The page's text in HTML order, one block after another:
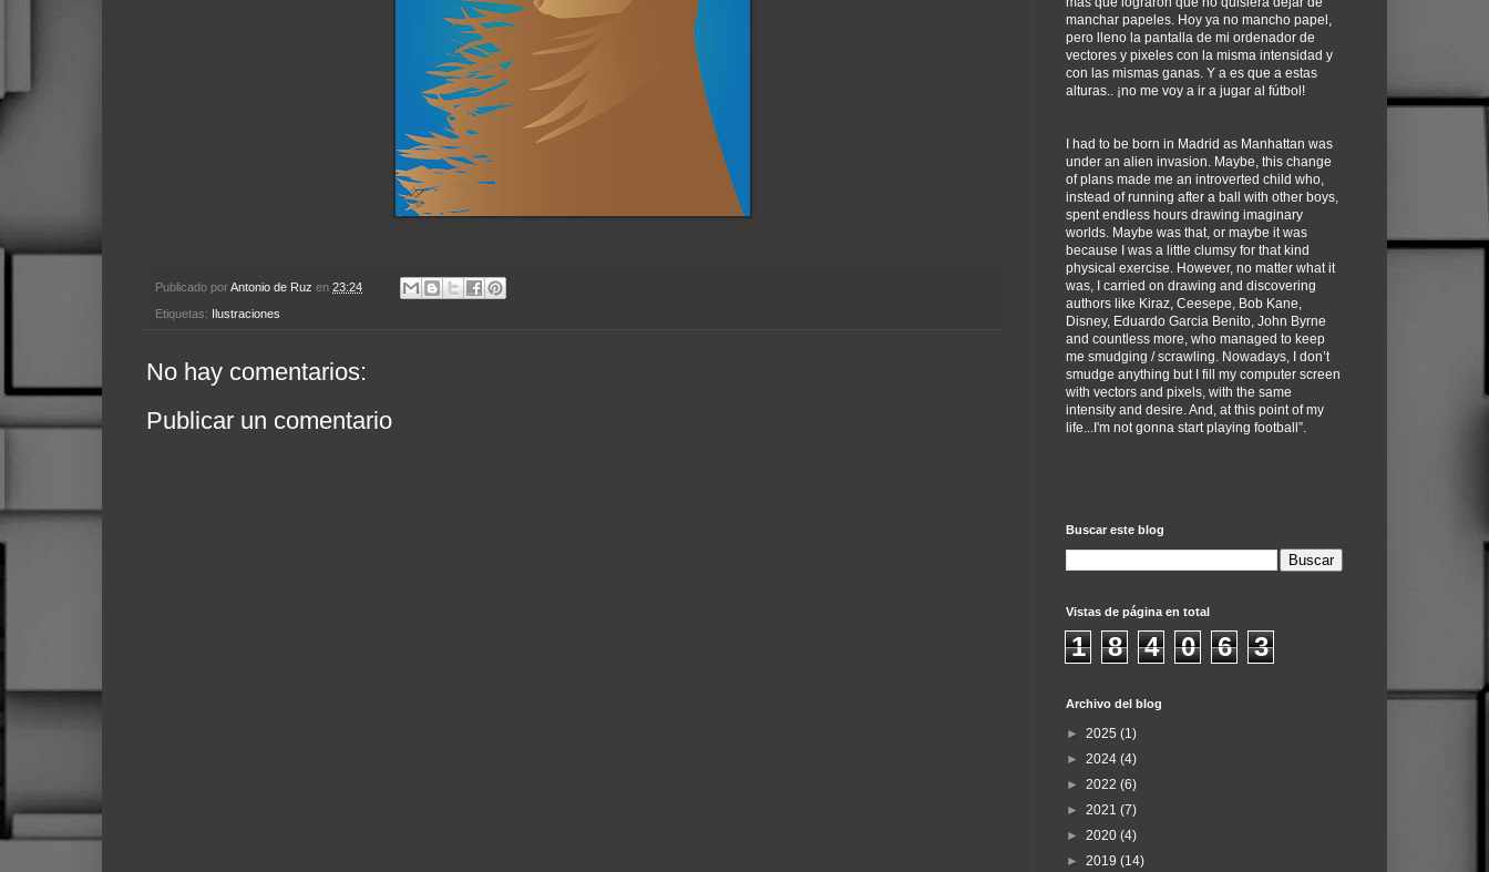
Publicado porAntonio de Ruz en 23:24
Etiquetas: Ilustraciones
No hay comentarios:
Publicar un comentario
manchar papeles. Hoy ya no mancho papel,
pero lleno la pantalla de mi ordenador de
vectores y pixeles con la misma intensidad y
con las mismas ganas. Y a es que a estas
alturas.. ¡no me voy a ir a jugar al fútbol!
I had to be born in Madrid as Manhattan was
under an alien invasion. Maybe, this change
of plans made me an introverted child who,
instead of running after a ball with other boys,
spent endless hours drawing imaginary
worlds. Maybe was that, or maybe it was
because I was a little clumsy for that kind
physical exercise. However, no matter what it
was, I carried on drawing and discovering
authors like Kiraz, Ceesepe, Bob Kane,
Disney, Eduardo Garcia Benito, John Byrne
and countless more, who managed to keep
me smudging / scrawling. Nowadays, I don’t
smudge anything but I fill my computer screen
with vectors and pixels, with the same
intensity and desire. And, at this point of my
life...I'm not gonna start playing football”.
Buscar este blog
Vistas de página en total
1 8 4 0 6 3
Archivo del blog
► 2025 (1)
► 2024 (4)
► 2022 (6)
► 2021 (7)
► 2020 (4)
► 2019 (14)